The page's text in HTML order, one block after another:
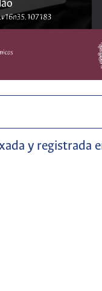
y registrada